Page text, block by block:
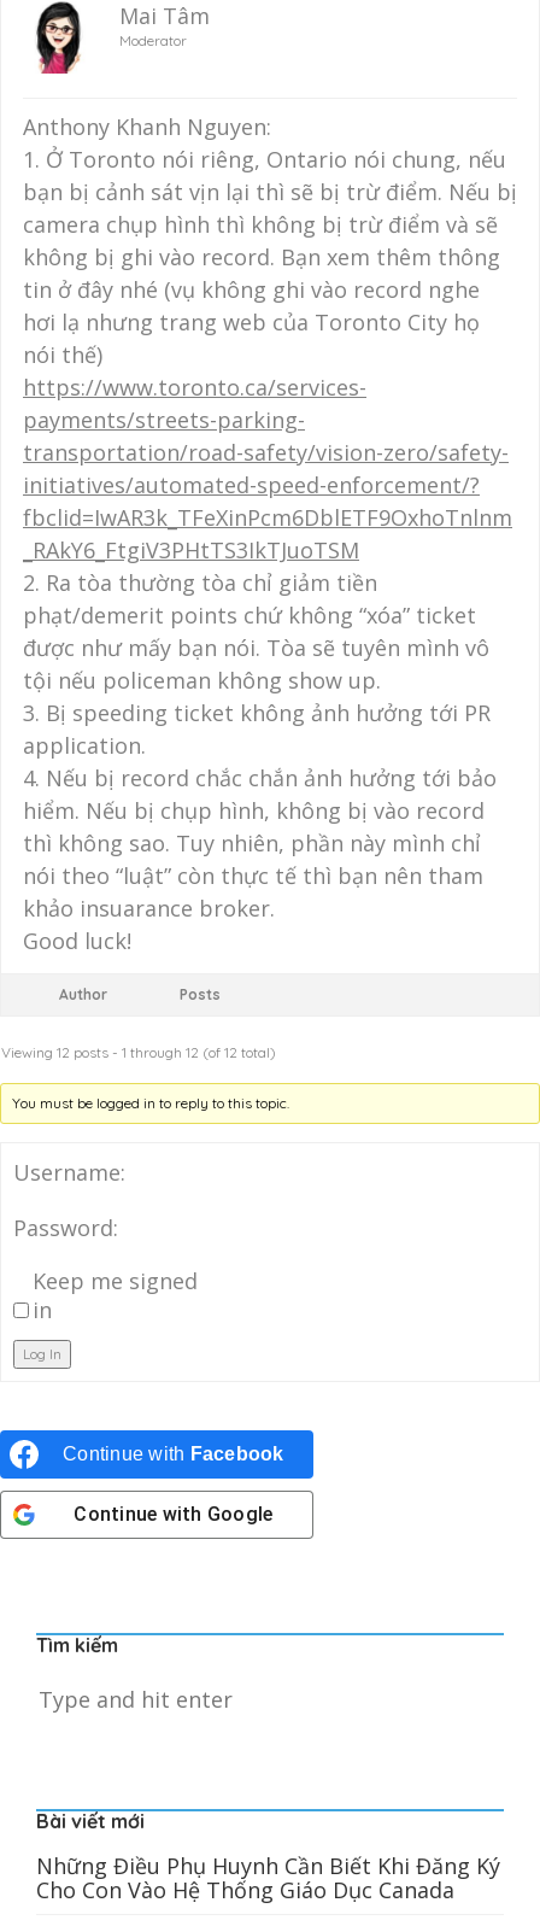
Mai Tâm
Moderator
Anthony Khanh Nguyen:
1. Ở Toronto nói riêng, Ontario nói chung, nếu
bạn bị cảnh sát vịn lại thì sẽ bị trừ điểm. Nếu bị
camera chụp hình thì không bị trừ điểm và sẽ
không bị ghi vào record. Bạn xem thêm thông
tin ở đây nhé (vụ không ghi vào record nghe
hơi lạ nhưng trang web của Toronto City họ
nói thế)
https://www.toronto.ca/services-
payments/streets-parking-
transportation/road-safety/vision-zero/safety-
initiatives/automated-speed-enforcement/?
fbclid=IwAR3k_TFeXinPcm6DblETF9OxhoTnlnm
_RAkY6_FtgiV3PHtTS3IkTJuoTSM
2. Ra tòa thường tòa chỉ giảm tiền
phạt/demerit points chứ không “xóa” ticket
được như mấy bạn nói. Tòa sẽ tuyên mình vô
tội nếu policeman không show up.
3. Bị speeding ticket không ảnh hưởng tới PR
application.
4. Nếu bị record chắc chắn ảnh hưởng tới bảo
hiểm. Nếu bị chụp hình, không bị vào record
thì không sao. Tuy nhiên, phần này mình chỉ
nói theo “luật” còn thực tế thì bạn nên tham
khảo insuarance broker.
Good luck!
Author Posts
Viewing 12 posts - 1 through 12 (of 12 total)
You must be logged in to reply to this topic.
Username:
Password:
Keep me signed
in
Log In
Continue with Facebook
Continue with Google
Tìm kiếm
Bài viết mới
Những Điều Phụ Huynh Cần Biết Khi Đăng Ký
Cho Con Vào Hệ Thống Giáo Dục Canada